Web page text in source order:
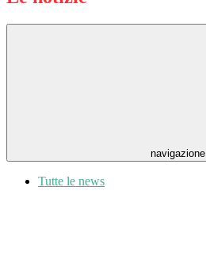
navigazione
Tutte le news